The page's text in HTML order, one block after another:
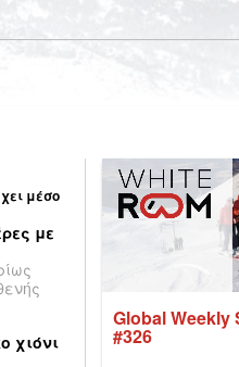
μέσο
με
χιόνι
Global
#326